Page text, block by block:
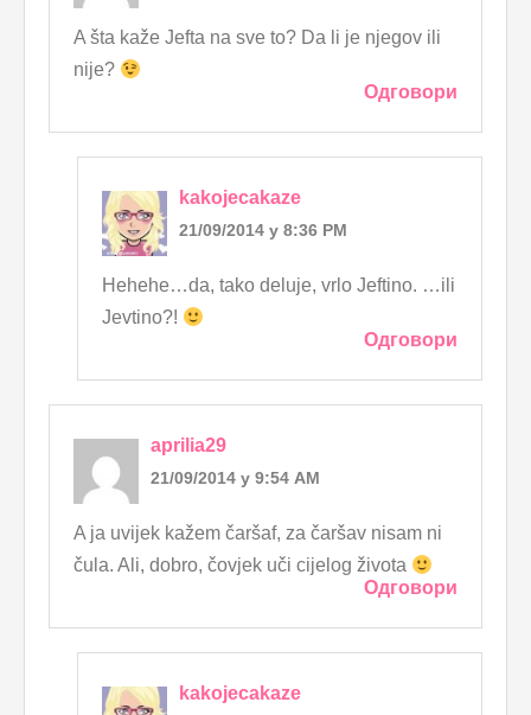
A šta kaže Jefta na sve to? Da li je njegov ili
nije?
Одговори
kakojecakaze
21/09/2014 у 8:36 PM
Hehehe…da, tako deluje, vrlo Jeftino. …ili
Jevtino?!
Одговори
aprilia29
21/09/2014 у 9:54 AM
A ja uvijek kažem čaršaf, za čaršav nisam ni
čula. Ali, dobro, čovjek uči cijelog života
Одговори
kakojecakaze